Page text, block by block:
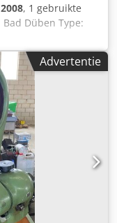
2008, 1 gebruikte
Düben Type:
800 kN Max.
80 mm
100–700 tpm
45–100 mm
2600 mm
Leveromvang:
Proportionele
voor
Magazijn: 130–190
en omleghulp
Advertentie